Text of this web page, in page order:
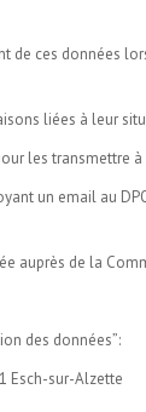
de ces données
liées à leur
les transmettre
un email au
auprès de la
des données”:
Esch-sur-Alzette